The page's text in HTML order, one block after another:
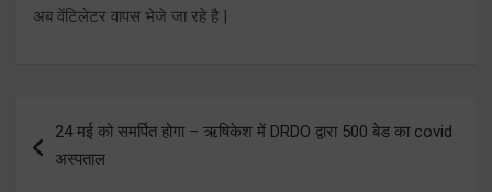
अब वेंटिलेटर वापस भेजे जा रहे है |
navigation
24 मई को समर्पित होगा – ऋषिकेश में DRDO द्वारा 500 बेड का covid
अस्पताल